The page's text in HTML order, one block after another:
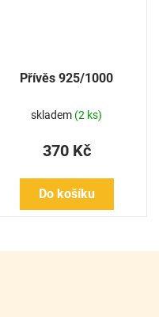
Přívěs 925/1000
skladem (2 ks)
370 Kč
Do košíku